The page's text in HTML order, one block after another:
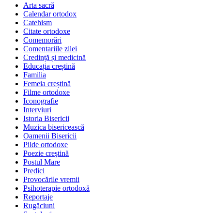
Arta sacră
Calendar ortodox
Catehism
Citate ortodoxe
Comemorări
Comentariile zilei
Credință și medicină
Educația creștină
Familia
Femeia creștină
Filme ortodoxe
Iconografie
Interviuri
Istoria Bisericii
Muzica bisericească
Oamenii Bisericii
Pilde ortodoxe
Poezie creştină
Postul Mare
Predici
Provocările vremii
Psihoterapie ortodoxă
Reportaje
Rugăciuni